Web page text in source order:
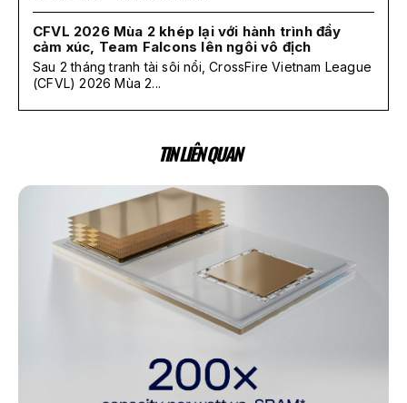
CFVL 2026 Mùa 2 khép lại với hành trình đầy
cảm xúc, Team Falcons lên ngôi vô địch
Sau 2 tháng tranh tài sôi nổi, CrossFire Vietnam League
(CFVL) 2026 Mùa 2...
TIN LIÊN QUAN